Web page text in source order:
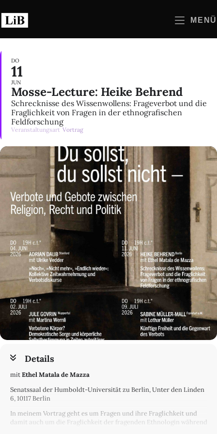
Inhalt
springen
MENÜ
DO
11
JUN
Mosse-Lecture: Heike Behrend
Schrecknisse des Wissenwollens: Frageverbot und die
Fraglichkeit von Fragen in der ethnografischen
Feldforschung
Veranstaltungsart Vortrag
Details
mitEthel Matala de Mazza
Senatssaal der Humboldt-Universität zu Berlin, Unter den Linden
6, 10117 Berlin
In meinem Vortrag geht es um Fragen und ihre Fraglichkeit und
damit auch um die Fraglichkeit der fragenden Ethnologin während